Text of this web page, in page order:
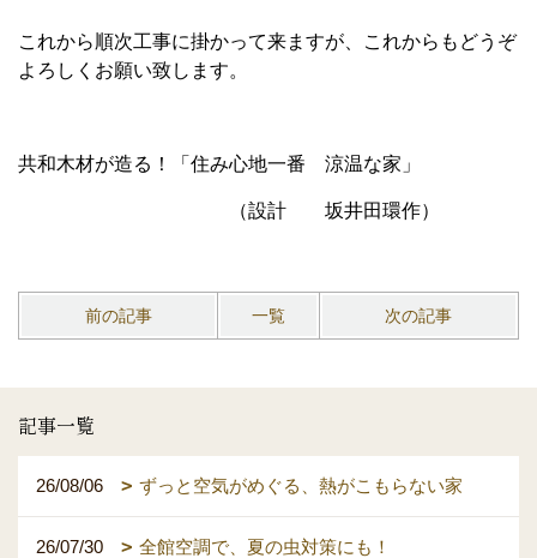
これから順次工事に掛かって来ますが、これからもどうぞ
よろしくお願い致します。
共和木材が造る！「住み心地一番 涼温な家」
（設計 坂井田環作）
前の記事 一覧 次の記事
記事一覧
26/08/06 ずっと空気がめぐる、熱がこもらない家
26/07/30 全館空調で、夏の虫対策にも！